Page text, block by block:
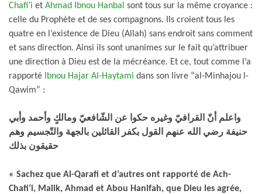
Chafi’i et Ahmad Ibnou Hanbal sont tous sur la même croyance :
celle du Prophète et de ses compagnons. Ils croient tous les
quatre en l’existence de Dieu (Allah) sans endroit sans comment
et sans direction. Ainsi ils sont unanimes sur le fait qu’attribuer
une direction à Dieu est de la mécréance. Et ce, tout comme l’a
rapporté
Ibnou Hajar Al-Haytami dans son livre “al-Minhajou l-
Qawim” :
واعلم أنّ القرافيّ وغيره حكوا عن الشّافعيّ ومالكٍ وأحمد وأبي
حنيفة رضي الله عنهم القول بكفر القائلين بالجهة والتّجسيم وهم
حقيقون بذلك
« Sachez que Al-Qarafi et d’autres ont rapporté de Ach-
Chafi’i, Malik, Ahmad et Abou Hanifah, que Dieu les agrée,